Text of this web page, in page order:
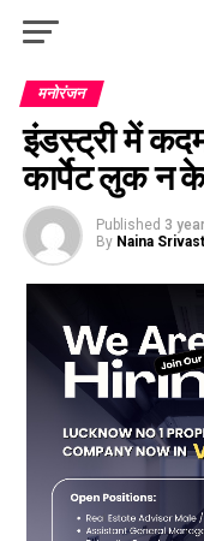
मनोरंजन
इंडस्ट्री में
कार्पेट लुक न
Published 3
By Naina